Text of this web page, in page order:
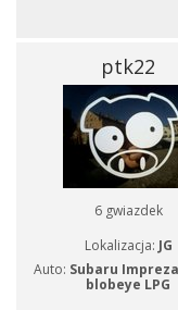
ptk22
6 gwiazdek
Lokalizacja: JG
Auto: Subaru Impreza
blobeye LPG